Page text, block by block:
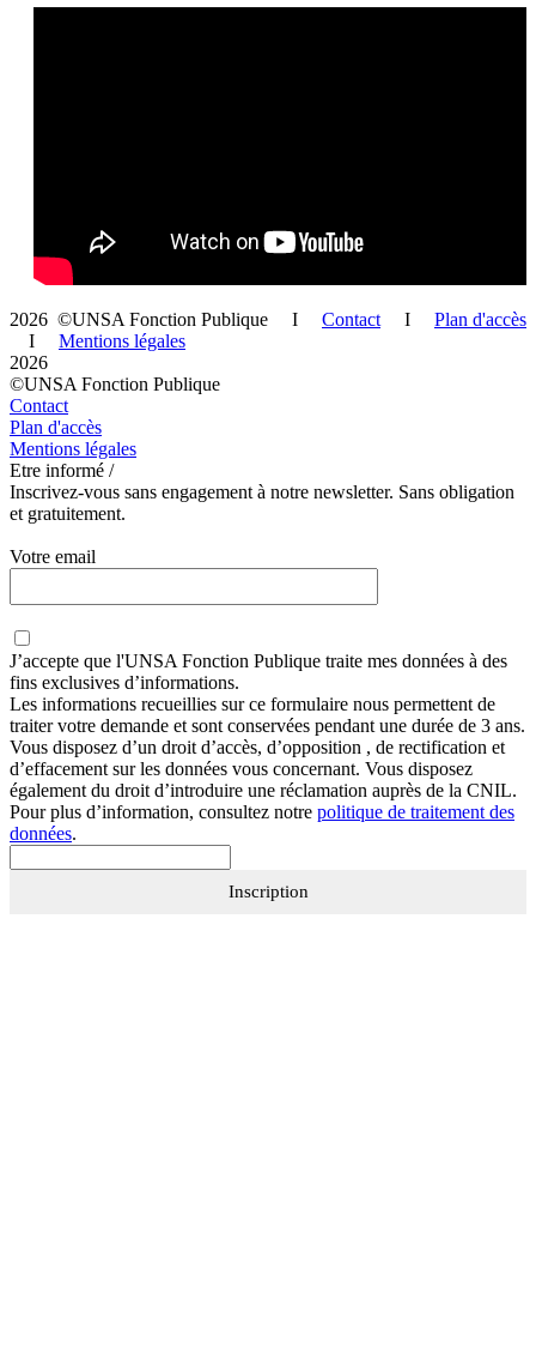
2026 ©UNSA Fonction Publique I Contact I Plan d'accès
I Mentions légales
2026
©UNSA Fonction Publique
Contact
Plan d'accès
Mentions légales
Etre informé /
Inscrivez-vous sans engagement à notre newsletter. Sans obligation
et gratuitement.
Votre email
J’accepte que l'UNSA Fonction Publique traite mes données à des
fins exclusives d’informations.
Les informations recueillies sur ce formulaire nous permettent de
traiter votre demande et sont conservées pendant une durée de 3 ans.
Vous disposez d’un droit d’accès, d’opposition , de rectification et
d’effacement sur les données vous concernant. Vous disposez
également du droit d’introduire une réclamation auprès de la CNIL.
Pour plus d’information, consultez notre politique de traitement des
données.
Inscription